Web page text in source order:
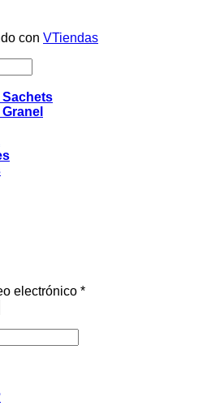
con VTiendas
electrónico *Obligatorio